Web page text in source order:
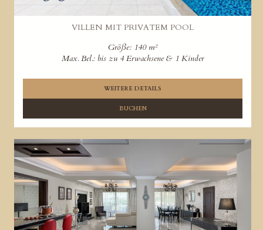
VILLEN MIT PRIVATEM POOL
Größe: 140 m²
Max. Bel.: bis zu 4 Erwachsene & 1 Kinder
WEITERE DETAILS
BUCHEN